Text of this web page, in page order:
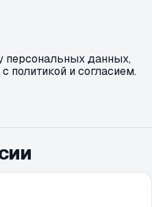
персональных данных,
политикой исогласием.